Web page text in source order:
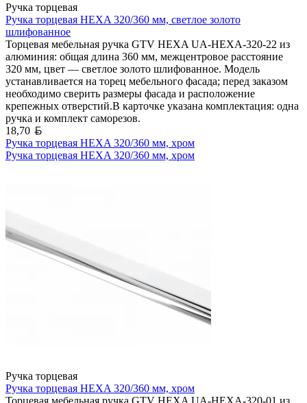
Ручка торцевая
Ручка торцевая HEXA 320/360 мм, светлое золото
шлифованное
Торцевая мебельная ручка GTV HEXA UA-HEXA-320-22 из
алюминия: общая длина 360 мм, межцентровое расстояние
320 мм, цвет — светлое золото шлифованное. Модель
устанавливается на торец мебельного фасада; перед заказом
необходимо сверить размеры фасада и расположение
крепежных отверстий.В карточке указана комплектация: одна
ручка и комплект саморезов.
18,70
Ручка торцевая HEXA 320/360 мм, хром
Ручка торцевая HEXA 320/360 мм, хром
Ручка торцевая
Ручка торцевая HEXA 320/360 мм, хром
Торцевая мебельная ручка GTV HEXA UA-HEXA-320-01 из